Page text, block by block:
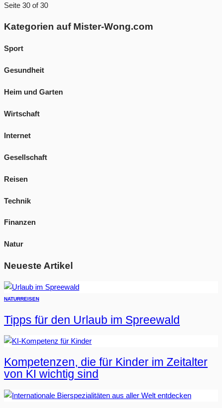
Seite 30 of 30
Kategorien auf Mister-Wong.com
Sport
Gesundheit
Heim und Garten
Wirtschaft
Internet
Gesellschaft
Reisen
Technik
Finanzen
Natur
Neueste Artikel
NATURREISEN
Tipps für den Urlaub im Spreewald
Kompetenzen, die für Kinder im Zeitalter
von KI wichtig sind